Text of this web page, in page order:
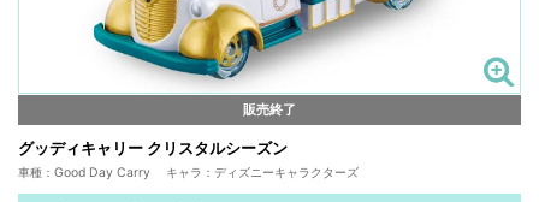
販売終了
グッディキャリー クリスタルシーズン
車種：Good Day Carry キャラ：ディズニーキャラクターズ